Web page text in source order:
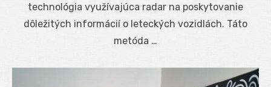
technológia využívajúca radar na poskytovanie
dôležitých informácií o leteckých vozidlách. Táto
metóda …